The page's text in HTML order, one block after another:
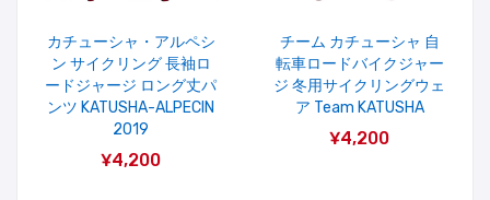
カチューシャ・アルペシ
ン サイクリング 長袖ロ
ードジャージ ロング丈パ
ンツ KATUSHA-ALPECIN
2019
¥4,200
チーム カチューシャ 自
転車ロードバイクジャー
ジ 冬用サイクリングウェ
ア Team KATUSHA
¥4,200